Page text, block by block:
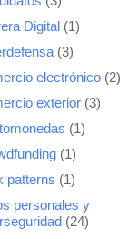
Digital (1)
(3)
electrónico (2)
exterior (3)
(1)
(1)
patterns (1)
personales y
(24)